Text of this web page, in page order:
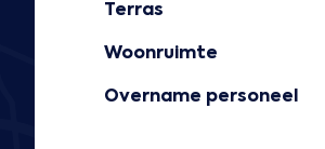
Terras
Woonruimte
Overname personeel